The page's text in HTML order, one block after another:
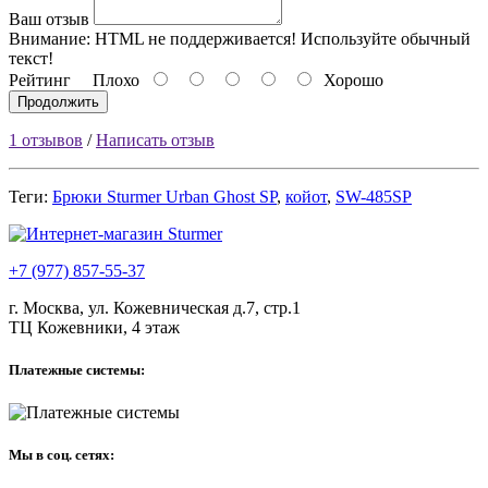
Ваш отзыв
Внимание: HTML не поддерживается! Используйте обычный
текст!
Рейтинг Плохо Хорошо
Продолжить
1 отзывов /Написать отзыв
Теги: Брюки Sturmer Urban Ghost SP, койот, SW-485SP
+7 (977) 857-55-37
г. Москва, ул. Кожевническая д.7, стр.1
ТЦ Кожевники, 4 этаж
Платежные системы:
Мы в соц. сетях: